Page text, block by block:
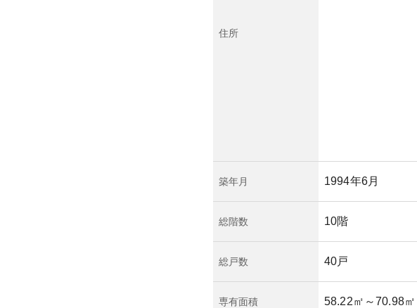
住所
築年月 1994年6月
総階数 10階
総戸数 40戸
専有面積 58.22㎡ ～70.98㎡